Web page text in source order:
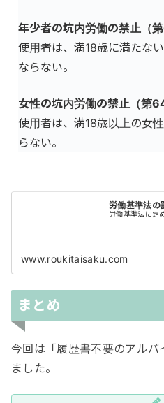
年少者の坑内労働の禁止（第
使用者は、満18歳に満たな
ならない。
女性の坑内労働の禁止（第
使用者は、満18歳以上の女
らない。
労働基準法の
労働基準法に定
www.roukitaisaku.com
まとめ
今回は「履歴書不要のアルバ
ました。